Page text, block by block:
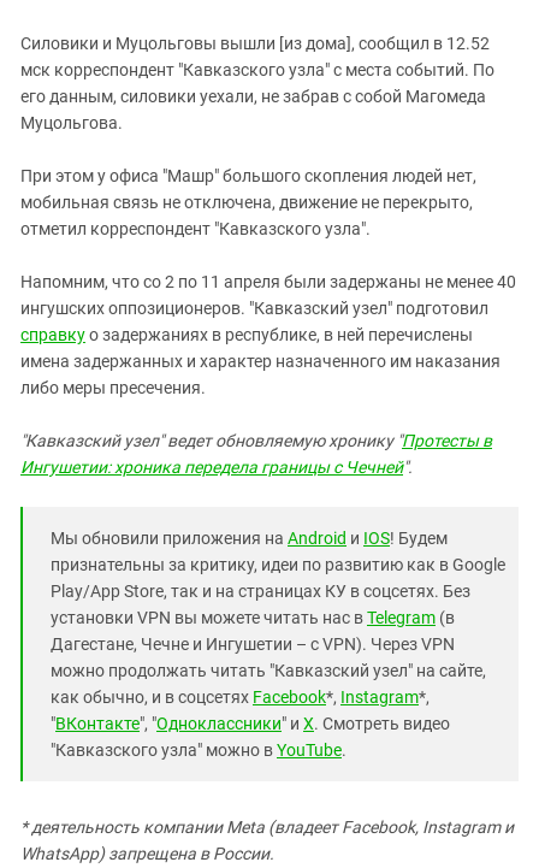
Силовики и Муцольговы вышли [из дома], сообщил в 12.52
мск корреспондент "Кавказского узла" с места событий. По
его данным, силовики уехали, не забрав с собой Магомеда
Муцольгова.
При этом у офиса "Машр" большого скопления людей нет,
мобильная связь не отключена, движение не перекрыто,
отметил корреспондент "Кавказского узла".
Напомним, что со 2 по 11 апреля были задержаны не менее 40
ингушских оппозиционеров. "Кавказский узел" подготовил
справкуо задержаниях в республике, в ней перечислены
имена задержанных и характер назначенного им наказания
либо меры пресечения.
"Кавказский узел" ведет обновляемую хронику "Протесты в
Ингушетии: хроника передела границы с Чечней".
Мы обновили приложения на Android и IOS! Будем
признательны за критику, идеи по развитию как в Google
Play/App Store, так и на страницах КУ в соцсетях. Без
установки VPN вы можете читать нас вTelegram (в
Дагестане, Чечне и Ингушетии – с VPN). Через VPN
можно продолжать читать "Кавказский узел" на сайте,
как обычно, и в соцсетях Facebook*, Instagram*,
"ВКонтакте", "Одноклассники" и X. Смотреть видео
"Кавказского узла" можно вYouTube.
* деятельность компании Meta (владеет Facebook, Instagram и
WhatsApp) запрещена в России.